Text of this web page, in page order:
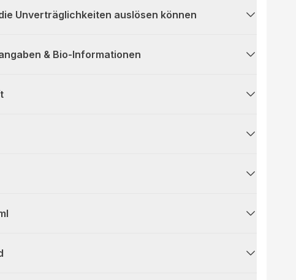
Unverträglichkeiten auslösen können
& Bio-Informationen